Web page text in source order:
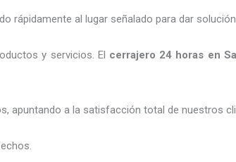
rápidamente al lugar señalado para dar solución
y servicios. El cerrajero 24 horas en
apuntando a la satisfacción total de nuestros